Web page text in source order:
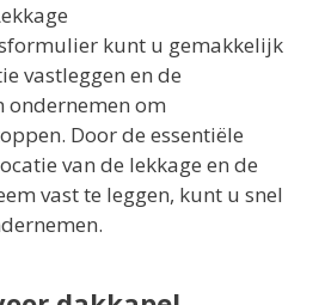
kunt u gemakkelijk
vastleggen en de
ondernemen om
Door de essentiële
van de lekkage en de
vast te leggen, kunt u snel